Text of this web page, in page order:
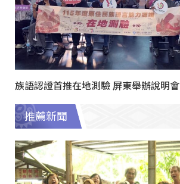
族語認證首推在地測驗 屏東舉辦說明會
推薦新聞